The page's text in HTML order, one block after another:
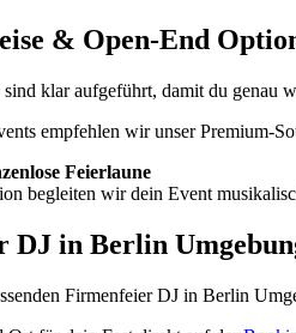
& Open-End
klar aufgeführt, damit du genau
empfehlen wir unser Premium-
Feierlaune
begleiten wir dein Event
DJ in Berlin
Firmenfeier DJ in Berlin